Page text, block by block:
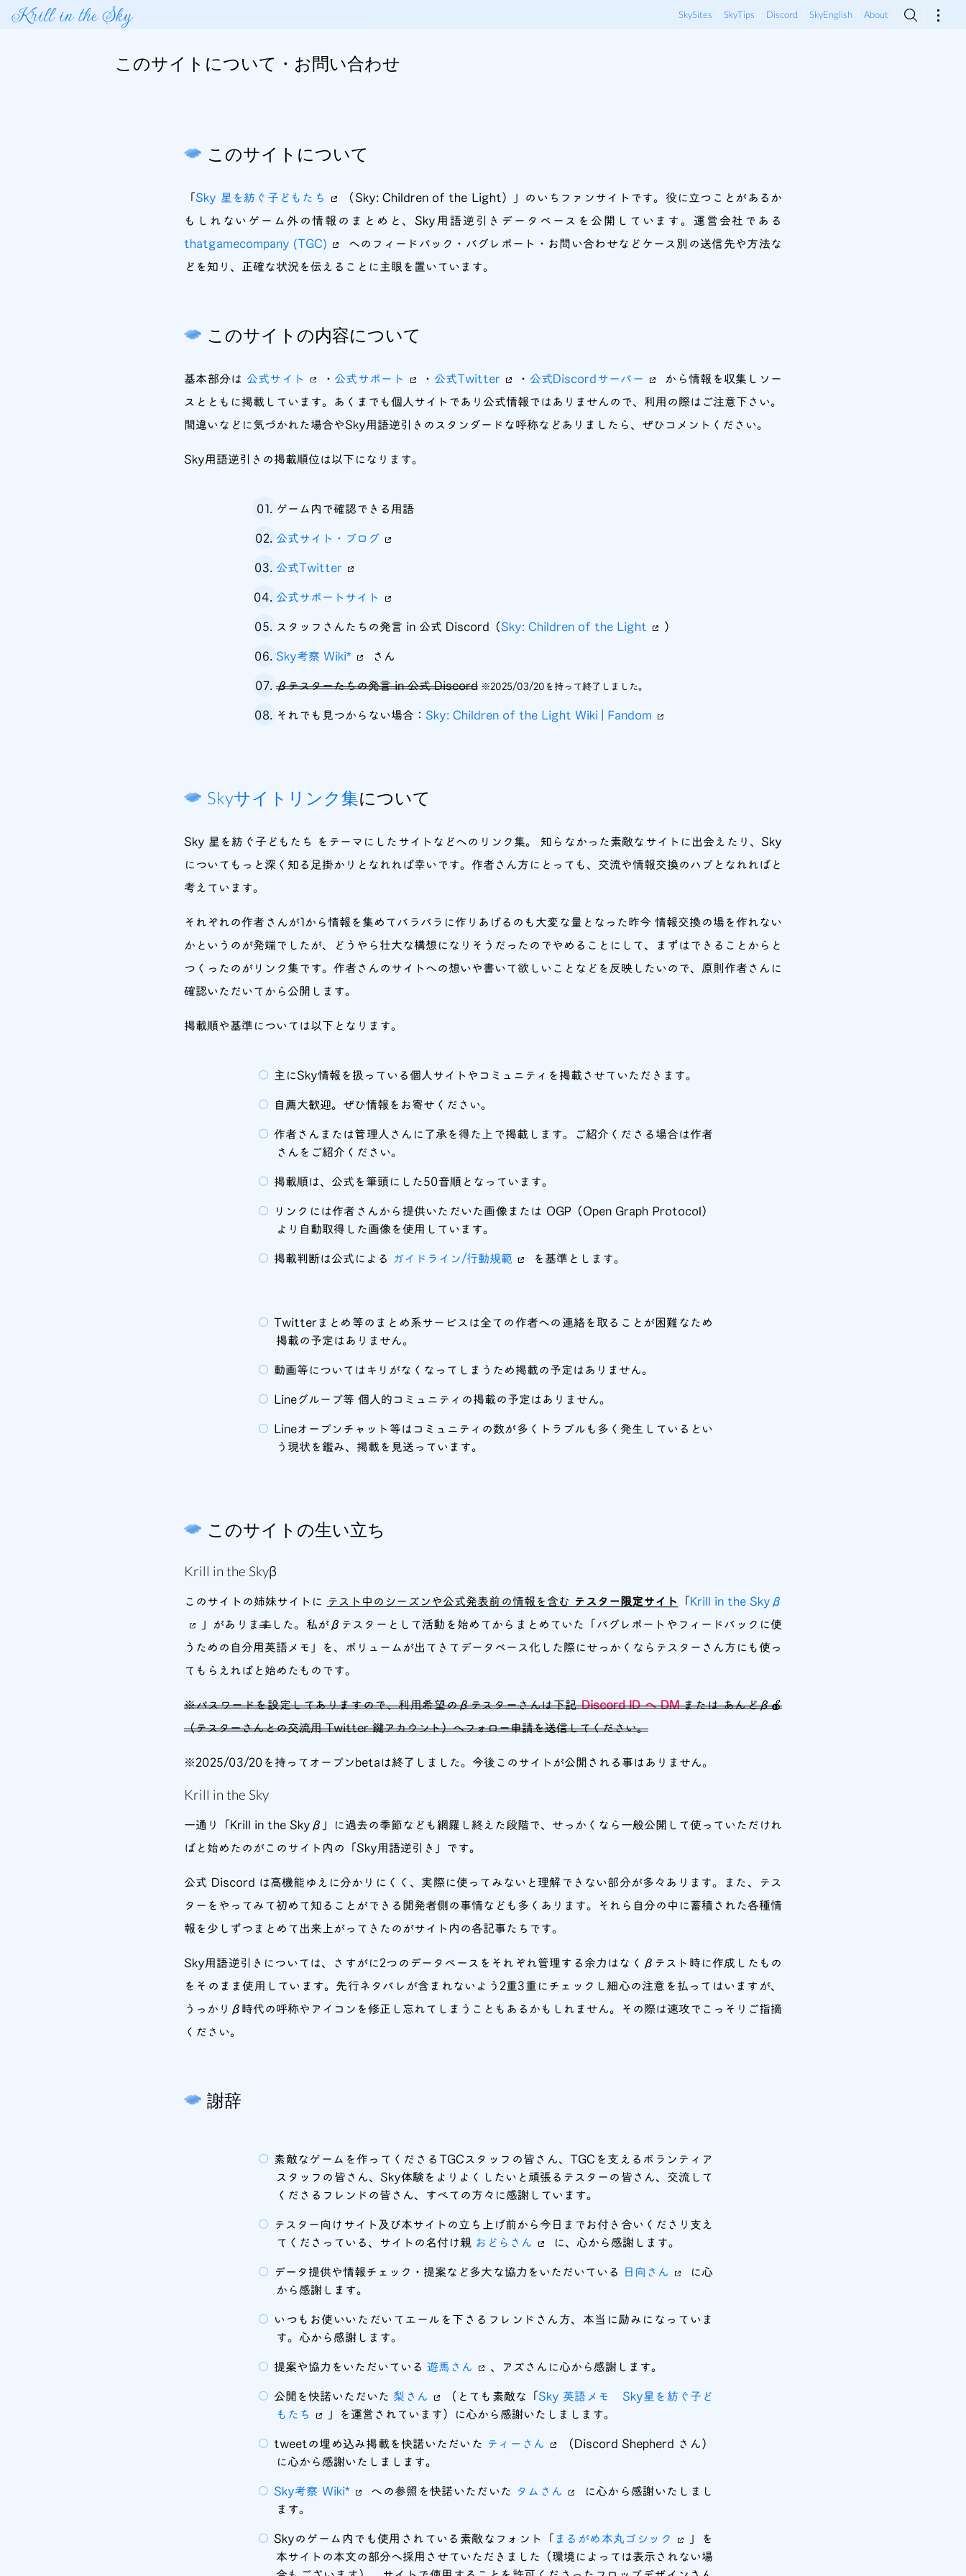
Krill in the Sky SkySites SkyTips Discord SkyEnglish About
このサイトについて・お問い合わせ
このサイトについて
「Sky 星を紡ぐ子どもたち （Sky: Children of the Light）」のいちファンサイトです。役に立つことがあるか
もしれないゲーム外の情報のまとめと、Sky用語逆引きデータベースを公開しています。運営会社である
thatgamecompany (TGC) へのフィードバック・バグレポート・お問い合わせなどケース別の送信先や方法な
どを知り、正確な状況を伝えることに主眼を置いています。
このサイトの内容について
基本部分は 公式サイト ・ 公式サポート ・ 公式Twitter ・ 公式Discordサーバー から情報を収集しソー
スとともに掲載しています。あくまでも個人サイトであり公式情報ではありませんので、利用の際はご注意下さい。
間違いなどに気づかれた場合やSky用語逆引きのスタンダードな呼称などありましたら、ぜひコメントください。
Sky用語逆引きの掲載順位は以下になります。
ゲーム内で確認できる用語
公式サイト・ブログ
公式Twitter
公式サポートサイト
スタッフさんたちの発言 in 公式 Discord（Sky: Children of the Light ）
Sky考察 Wiki* さん
βテスターたちの発言 in 公式 Discord※2025/03/20を持って終了しました。
それでも見つからない場合： Sky: Children of the Light Wiki | Fandom
Skyサイトリンク集について
Sky 星を紡ぐ子どもたち をテーマにしたサイトなどへのリンク集。 知らなかった素敵なサイトに出会えたり、Sky
についてもっと深く知る足掛かりとなれれば幸いです。作者さん方にとっても、交流や情報交換のハブとなれればと
考えています。
それぞれの作者さんが1から情報を集めてバラバラに作りあげるのも大変な量となった昨今 情報交換の場を作れない
かというのが発端でしたが、どうやら壮大な構想になりそうだったのでやめることにして、まずはできることからと
つくったのがリンク集です。作者さんのサイトへの想いや書いて欲しいことなどを反映したいので、原則作者さんに
確認いただいてから公開します。
掲載順や基準については以下となります。
主にSky情報を扱っている個人サイトやコミュニティを掲載させていただきます。
自薦大歓迎。ぜひ情報をお寄せください。
作者さんまたは管理人さんに了承を得た上で掲載します。ご紹介くださる場合は作者
さんをご紹介ください。
掲載順は、公式を筆頭にした50音順となっています。
リンクには作者さんから提供いただいた画像または OGP（Open Graph Protocol）
より自動取得した画像を使用しています。
掲載判断は公式による ガイドライン/行動規範 を基準とします。
Twitterまとめ等のまとめ系サービスは全ての作者への連絡を取ることが困難なため
掲載の予定はありません。
動画等についてはキリがなくなってしまうため掲載の予定はありません。
Lineグループ等 個人的コミュニティの掲載の予定はありません。
Lineオープンチャット等はコミュニティの数が多くトラブルも多く発生しているとい
う現状を鑑み、掲載を見送っています。
このサイトの生い立ち
Krill in the Skyβ
このサイトの姉妹サイトに テスト中のシーズンや公式発表前の情報を含む テスター限定サイト 「Krill in the Skyβ
」がありますした。私がβテスターとして活動を始めてからまとめていた「バグレポートやフィードバックに使
うための自分用英語メモ」を、ボリュームが出てきてデータベース化した際にせっかくならテスターさん方にも使っ
てもらえればと始めたものです。
※パスワードを設定してありますので、利用希望のβテスターさんは下記Discord ID へ DMまたは あんどβ🍎
（テスターさんとの交流用 Twitter 鍵アカウント）へフォロー申請を送信してください。
※2025/03/20を持ってオープンbetaは終了しました。今後このサイトが公開される事はありません。
Krill in the Sky
一通り「Krill in the Skyβ」に過去の季節なども網羅し終えた段階で、せっかくなら一般公開して使っていただけれ
ばと始めたのがこのサイト内の「Sky用語逆引き」です。
公式 Discord は高機能ゆえに分かりにくく、実際に使ってみないと理解できない部分が多々あります。また、テス
ターをやってみて初めて知ることができる開発者側の事情なども多くあります。それら自分の中に蓄積された各種情
報を少しずつまとめて出来上がってきたのがサイト内の各記事たちです。
Sky用語逆引きについては、さすがに2つのデータベースをそれぞれ管理する余力はなくβテスト時に作成したもの
をそのまま使用しています。先行ネタバレが含まれないよう2重3重にチェックし細心の注意を払ってはいますが、
うっかりβ時代の呼称やアイコンを修正し忘れてしまうこともあるかもしれません。その際は速攻でこっそりご指摘
ください。
謝辞
素敵なゲームを作ってくださるTGCスタッフの皆さん、TGCを支えるボランティア
スタッフの皆さん、Sky体験をよりよくしたいと頑張るテスターの皆さん、交流して
くださるフレンドの皆さん、すべての方々に感謝しています。
テスター向けサイト及び本サイトの立ち上げ前から今日までお付き合いくださり支え
てくださっている、サイトの名付け親 おどらさん に、心から感謝します。
データ提供や情報チェック・提案など多大な協力をいただいている 日向さん に心
から感謝します。
いつもお使いいただいてエールを下さるフレンドさん方、本当に励みになっていま
す。心から感謝します。
提案や協力をいただいている 遊馬さん 、アズさんに心から感謝します。
公開を快諾いただいた 梨さん （とても素敵な「Sky 英語メモ – Sky星を紡ぐ子ど
もたち 」を運営されています）に心から感謝いたしまします。
tweetの埋め込み掲載を快諾いただいた ティーさん （Discord Shepherd さん）
に心から感謝いたしまします。
Sky考察 Wiki* への参照を快諾いただいた タムさん に心から感謝いたしまし
ます。
Skyのゲーム内でも使用されている素敵なフォント「 まるがめ本丸ゴシック 」を
本サイトの本文の部分へ採用させていただきました（環境によっては表示されない場